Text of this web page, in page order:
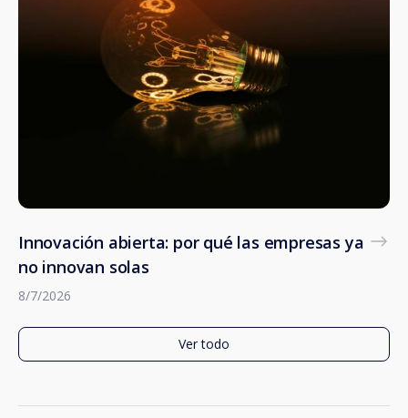
Innovación abierta: por qué las empresas ya
no innovan solas
8/7/2026
Ver todo